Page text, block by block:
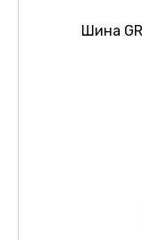
Шина